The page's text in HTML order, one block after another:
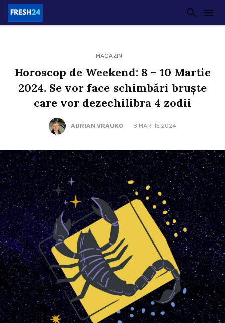
MAGAZIN
Horoscop de Weekend: 8 – 10 Martie
2024. Se vor face schimbări bruște
care vor dezechilibra 4 zodii
ADRIAN VRAUKO 8 MARTIE 2024